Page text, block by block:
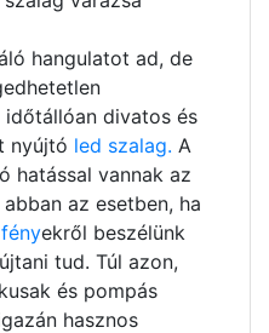
hangulatot ad, de
időtállóan divatos és
nyújtó led szalag. A
hatással vannak az
az esetben, ha
fényekről beszélünk
tud. Túl azon,
és pompás
hasznos